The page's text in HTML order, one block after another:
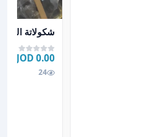
عرض تفاصيل
شكولاتة العيد
0.00 JOD
24